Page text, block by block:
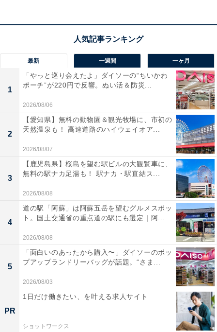
楽天トラベルでホテルを見る
「KAMEYA HOTEL」の口コミは？
「KAMEYA HOTEL」には、以下のような口コミが寄せ
最新 一週間 一ヶ月
1
「やっと巡り会えたよ」ダイソーの“ちいかわ
ポーチ”が220円で反響。ぬい活＆防災...
2026/08/06
2
【愛知県】無料の動物園＆観光牧場に、市初の
天然温泉も！ 高速道路のハイウェイオア...
2026/08/07
3
【鹿児島県】桜島を望む駅ビルの大観覧車に、
無料の駅ナカ足湯も！ 駅ナカ・駅直結ス...
2026/08/08
4
道の駅「阿蘇」は阿蘇五岳を望むグルメスポッ
ト。国土交通省の重点道の駅にも選定｜阿...
2026/08/08
5
「面白いのあったから購入〜」ダイソーのポッ
プアップランドリーバッグが話題。“さま...
2026/08/03
PR
1日だけ働きたい、を叶える求人サイト
ショットワークス